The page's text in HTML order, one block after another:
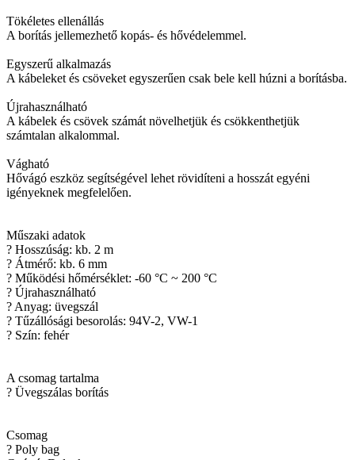
Tökéletes ellenállás
A borítás jellemezhető kopás- és hővédelemmel.
Egyszerű alkalmazás
A kábeleket és csöveket egyszerűen csak bele kell húzni a borításba.
Újrahasználható
A kábelek és csövek számát növelhetjük és csökkenthetjük
számtalan alkalommal.
Vágható
Hővágó eszköz segítségével lehet rövidíteni a hosszát egyéni
igényeknek megfelelően.
Műszaki adatok
? Hosszúság: kb. 2 m
? Átmérő: kb. 6 mm
? Működési hőmérséklet: -60 °C ~ 200 °C
? Újrahasználható
? Anyag: üvegszál
? Tűzállósági besorolás: 94V-2, VW-1
? Szín: fehér
A csomag tartalma
? Üvegszálas borítás
Csomag
? Poly bag